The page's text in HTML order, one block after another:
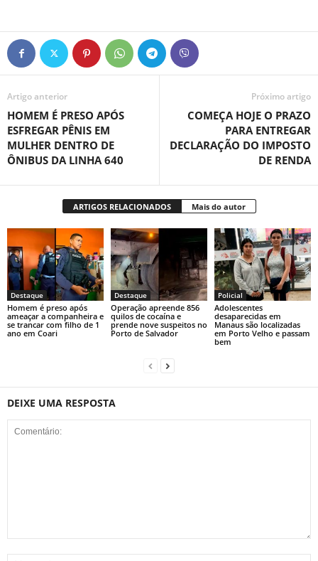
Artigo anterior
HOMEM É PRESO APÓS
ESFREGAR PÊNIS EM
MULHER DENTRO DE
ÔNIBUS DA LINHA 640
Próximo artigo
COMEÇA HOJE O PRAZO
PARA ENTREGAR
DECLARAÇÃO DO IMPOSTO
DE RENDA
ARTIGOS RELACIONADOS Mais do autor
Destaque
Homem é preso após
ameaçar a companheira e
se trancar com filho de 1
ano em Coari
Destaque
Operação apreende 856
quilos de cocaína e
prende nove suspeitos no
Porto de Salvador
Policial
Adolescentes
desaparecidas em
Manaus são localizadas
em Porto Velho e passam
bem
DEIXE UMA RESPOSTA